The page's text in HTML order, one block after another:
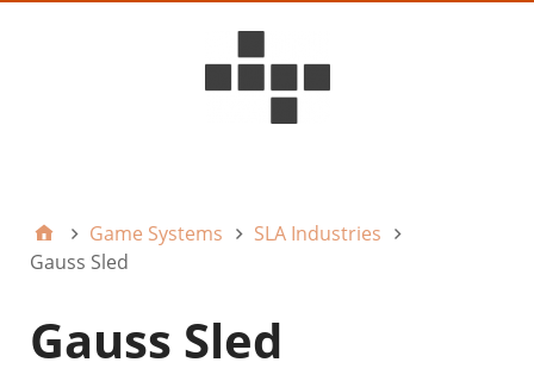
Game Systems
SLA Industries
Gauss Sled
Gauss Sled